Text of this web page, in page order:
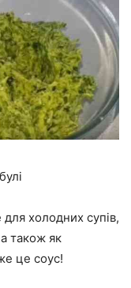
для холодних супів,
також як
це соус!